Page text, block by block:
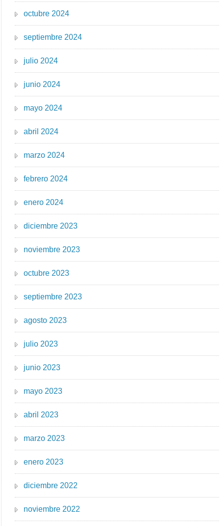
octubre 2024
septiembre 2024
julio 2024
junio 2024
mayo 2024
abril 2024
marzo 2024
febrero 2024
enero 2024
diciembre 2023
noviembre 2023
octubre 2023
septiembre 2023
agosto 2023
julio 2023
junio 2023
mayo 2023
abril 2023
marzo 2023
enero 2023
diciembre 2022
noviembre 2022